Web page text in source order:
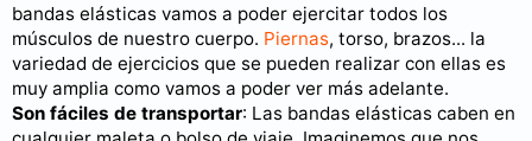
bandas elásticas vamos a poder ejercitar todos los
músculos de nuestro cuerpo. Piernas, torso, brazos... la
variedad de ejercicios que se pueden realizar con ellas es
muy amplia como vamos a poder ver más adelante.
Son fáciles de transportar: Las bandas elásticas caben en